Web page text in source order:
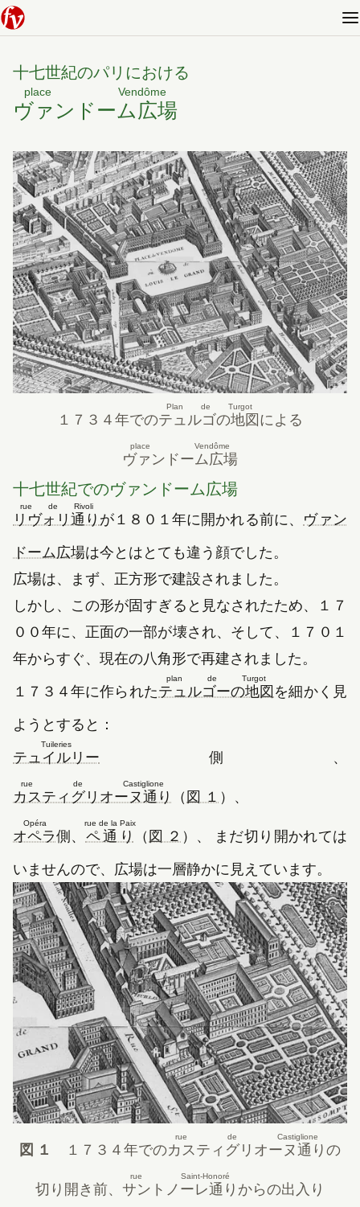
十七世紀のパリにおける
ヴァンドーム広場
place Vendôme
１７３４年でのテュルゴの地図
Plan de Turgot
による
ヴァンドーム広場
place Vendôme
十七世紀でのヴァンドーム広場
リヴォリ通り
rue de Rivoli （新しいタブで開きます）
が １８０１年に開かれる前に、 ヴァン
ドーム広場（新しいタブで開きます）
は今とはとても違う顔でした。
広場は、まず、正方形で建設されました。
しかし、この形が固すぎると見なされたため、
１７
００年に、正面の一部が壊され、そして、
１７０１
年からすぐ、現在の八角形で再建されました。
１７３４年に作られたテュルゴーの地図
plan de Turgot （新しいタ
を細かく見
ようとすると：
テュイルリー
Tuileries （新しいタブで開きます）
側、
カスティグリオーヌ通り
rue de Castiglione （新しいタブで開きます）
（図 １ ）、
オペラ
Opéra （新しいタブで開きます）
側、 ペ通り
rue de la Paix（新しいタブで開きます）
（図 ２ ）、 まだ切り開かれては
いませんので、広場は一層静かに見えています。
図 １ １７３４年でのカスティグリオーヌ通り
rue de Castiglione
の
切り開き前、 サントノーレ通り
rue Saint-Honoré
からの出入り